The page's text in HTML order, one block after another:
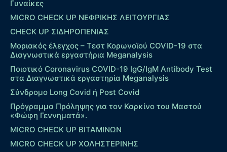
Γυναίκες
MICRO CHECK UP ΝΕΦΡΙΚΗΣ ΛΕΙΤΟΥΡΓΙΑΣ
CHECK UP ΣΙΔΗΡΟΠΕΝΙΑΣ
Μοριακός έλεγχος – Τεστ Κορωνοϊού COVID-19 στα
Διαγνωστικά εργαστήρια Meganalysis
Ποιοτικό Coronavirus COVID-19 IgG/IgM Antibody Test
στα Διαγνωστικά εργαστηρία Meganalysis
Σύνδρομο Long Covid ή Post Covid
Πρόγραμμα Πρόληψης για τον Καρκίνο του Μαστού
«Φώφη Γεννηματά».
MICRO CHECK UP ΒΙΤΑΜΙΝΩΝ
MICRO CHECK UP ΧΟΛΗΣΤΕΡΙΝΗΣ